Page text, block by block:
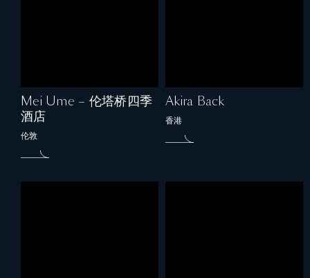
Mei Ume – 伦塔桥四季
酒店
伦敦
Akira Back
香港